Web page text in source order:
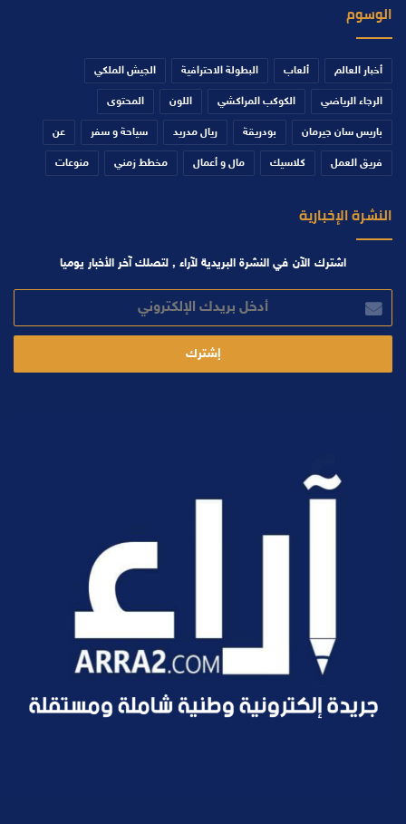
الوسوم
أخبار العالم ألعاب البطولة الاحترافية الجيش الملكي
الرجاء الرياضي الكوكب المراكشي اللون المحتوى
باريس سان جيرمان بودريقة ريال مدريد سياحة و سفر عن
فريق العمل كلاسيك مال و أعمال مخطط زمني منوعات
النشرة الإخبارية
اشترك الآن في النشرة البريدية لآراء , لتصلك آخر الأخبار يوميا
بريدك
الإلكتروني